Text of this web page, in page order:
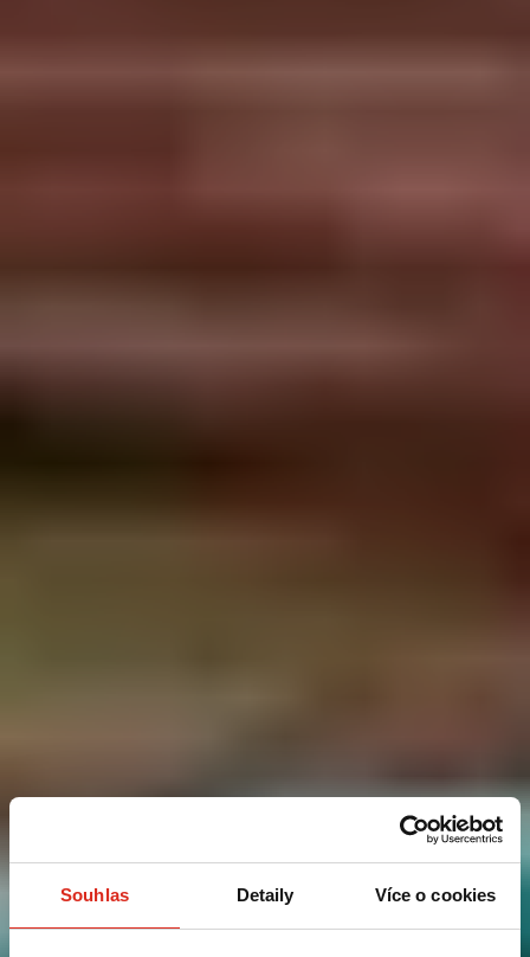
Souhlas Detaily Více o cookies